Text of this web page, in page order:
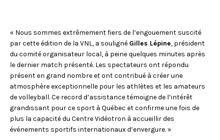
« Nous sommes extrêmement fiers de l’engouement suscité
par cette édition de la VNL, a souligné Gilles Lépine, président
du comité organisateur local, à peine quelques minutes après
le dernier match présenté. Les spectateurs ont répondu
présent en grand nombre et ont contribué à créer une
atmosphère exceptionnelle pour les athlètes et les amateurs
de volleyball. Ce record d’assistance témoigne de l’intérêt
grandissant pour ce sport à Québec et confirme une fois de
plus la capacité du Centre Vidéotron à accueillir des
événements sportifs internationaux d’envergure. »